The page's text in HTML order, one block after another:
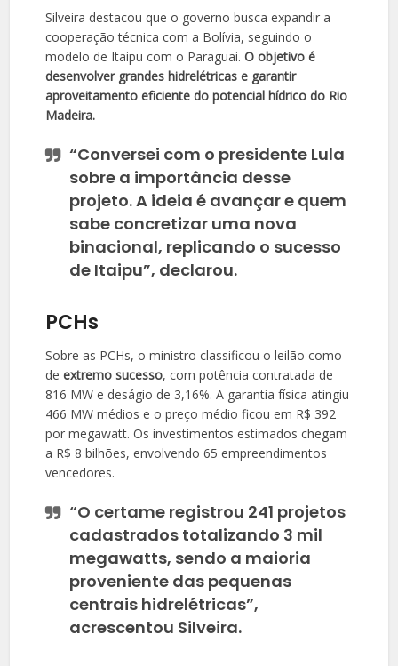
Silveira destacou que o governo busca expandir a
cooperação técnica com a Bolívia, seguindo o
modelo de Itaipu com o Paraguai.O objetivo é
desenvolver grandes hidrelétricas e garantir
aproveitamento eficiente do potencial hídrico do Rio
Madeira.
“Conversei com o presidente Lula
sobre a importância desse
projeto. A ideia é avançar e quem
sabe concretizar uma nova
binacional, replicando o sucesso
de Itaipu”, declarou.
PCHs
Sobre as PCHs, o ministro classificou o leilão como
deextremo sucesso, com potência contratada de
816 MW e deságio de 3,16%. A garantia física atingiu
466 MW médios e o preço médio ficou em R$ 392
por megawatt. Os investimentos estimados chegam
a R$ 8 bilhões, envolvendo 65 empreendimentos
vencedores.
“O certame registrou 241 projetos
cadastrados totalizando 3 mil
megawatts, sendo a maioria
proveniente das pequenas
centrais hidrelétricas”,
acrescentou Silveira.